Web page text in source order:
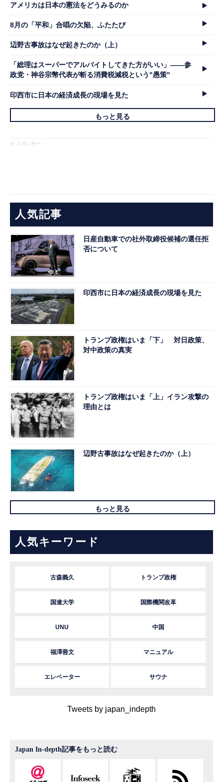
アメリカは日本の憲法をどうみるのか
8月の「平和」合唱の欠陥、ふたたび
辺野古事故はなぜ起きたのか（上）
「総理はスーパーでアルバイトしてきた方がいい」――参
政党・神谷宗幣代表が斬る消費税減税という"愚策"
印西市に日本の経済成長の現場を見た
もっと見る
※ スポンサー
人気記事
日産自動車での社外取締役候補の選任拒
否について
印西市に日本の経済成長の現場を見た
トランプ政権はいま「下」 対日政策、
対中政策の真実
トランプ政権はいま「上」イラン攻撃の
理由とは
辺野古事故はなぜ起きたのか（上）
もっと見る
人気キーワード
古森義久 トランプ政権
国連大学 国際機関改革
UNU 中国
福澤善文 マニュアル
エレベーター サウナ
Tweets by japan_indepth
Japan In-depth記事をもっと読む